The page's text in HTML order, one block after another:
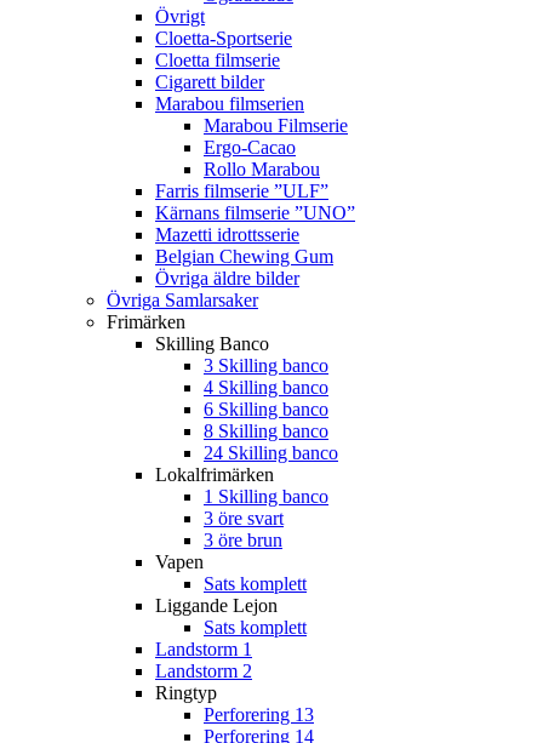
Övrigt
Cloetta-Sportserie
Cloetta filmserie
Cigarett bilder
Marabou filmserien
Marabou Filmserie
Ergo-Cacao
Rollo Marabou
Farris filmserie ”ULF”
Kärnans filmserie ”UNO”
Mazetti idrottsserie
Belgian Chewing Gum
Övriga äldre bilder
Övriga Samlarsaker
Frimärken
Skilling Banco
3 Skilling banco
4 Skilling banco
6 Skilling banco
8 Skilling banco
24 Skilling banco
Lokalfrimärken
1 Skilling banco
3 öre svart
3 öre brun
Vapen
Sats komplett
Liggande Lejon
Sats komplett
Landstorm 1
Landstorm 2
Ringtyp
Perforering 13
Perforering 14